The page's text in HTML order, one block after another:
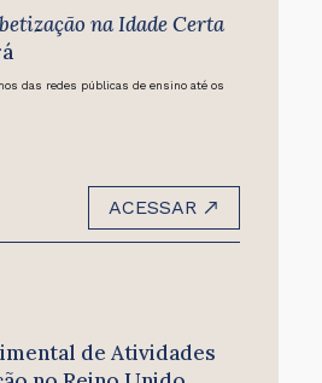
na Idade Certa
das redes públicas de ensino até os
ACESSAR
de Atividades